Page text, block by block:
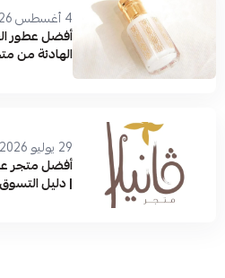
4 أغسطس 2026
الهادئة من
29 يوليو 2026
| دليل